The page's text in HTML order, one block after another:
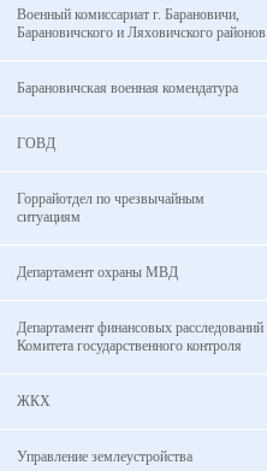
Военный комиссариат г. Барановичи,
Барановичского и Ляховичского районов
Барановичская военная комендатура
ГОВД
Горрайотдел по чрезвычайным
ситуациям
Департамент охраны МВД
Департамент финансовых расследований
Комитета государственного контроля
ЖКХ
Управление землеустройства